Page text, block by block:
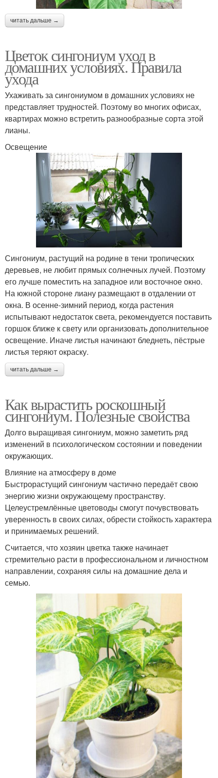
читать дальше →
Цветок сингониум уход в
домашних условиях. Правила
ухода
Ухаживать за сингониумом в домашних условиях не
представляет трудностей. Поэтому во многих офисах,
квартирах можно встретить разнообразные сорта этой
лианы.
Освещение
Сингониум, растущий на родине в тени тропических
деревьев, не любит прямых солнечных лучей. Поэтому
его лучше поместить на западное или восточное окно.
На южной стороне лиану размещают в отдалении от
окна. В осенне-зимний период, когда растения
испытывают недостаток света, рекомендуется поставить
горшок ближе к свету или организовать дополнительное
освещение. Иначе листья начинают бледнеть, пёстрые
листья теряют окраску.
читать дальше →
Как вырастить роскошный
сингониум. Полезные свойства
Долго выращивая сингониум, можно заметить ряд
изменений в психологическом состоянии и поведении
окружающих.
Влияние на атмосферу в доме
Быстрорастущий сингониум частично передаёт свою
энергию жизни окружающему пространству.
Целеустремлённые цветоводы смогут почувствовать
уверенность в своих силах, обрести стойкость характера
и принимаемых решений.
Считается, что хозяин цветка также начинает
стремительно расти в профессиональном и личностном
направлении, сохраняя силы на домашние дела и
семью.